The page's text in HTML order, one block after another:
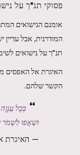
פסוקי תנ"ך על
אומנם הנישואים
המודרנית, אבל עדיין
תנ"ך על נישואים
האיגרת אל האפסים
הקשר שלהם.
בְּכָל
וּשְׁאֲפוּ לִשְׁמֹר
— האיגרת